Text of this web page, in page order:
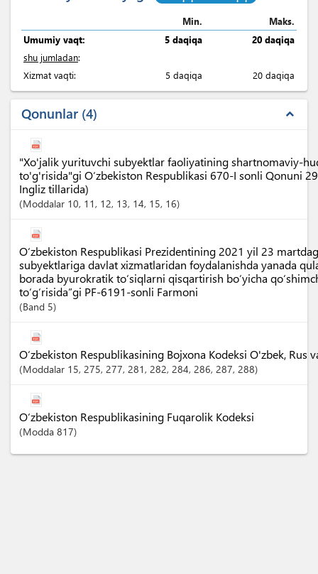
Min.
Maks.
Umumiy vaqt:
5 daqiqa
20 daqiqa
shu jumladan:
Xizmat vaqti:
5 daqiqa 20 daqiqa
Qonunlar 4 expand_less
"Xo'jalik yurituvchi subyektlar faoliyatining shartnomaviy-
to'g'risida"gi O‘zbekiston Respublikasi 670-I sonli Qonuni
Ingliz tillarida)
Moddalar 10, 11 , 12, 13, 14, 15, 16
O‘zbekiston Respublikasi Prezidentining 2021 yil 23
subyektlariga davlat xizmatlaridan foydalanishda yanada
borada byurokratik to‘siqlarni qisqartirish bo‘yicha
to‘g‘risida”gi PF-6191-sonli Farmoni
Band 5
O‘zbekiston Respublikasining Bojxona Kodeksi O'zbek, Rus
Moddalar 15, 275, 277, 281 , 282, 284, 286, 287, 288
O‘zbekiston Respublikasining Fuqarolik Kodeksi
Modda 817